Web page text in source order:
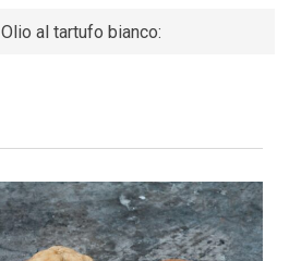
Olio al tartufo bianco: